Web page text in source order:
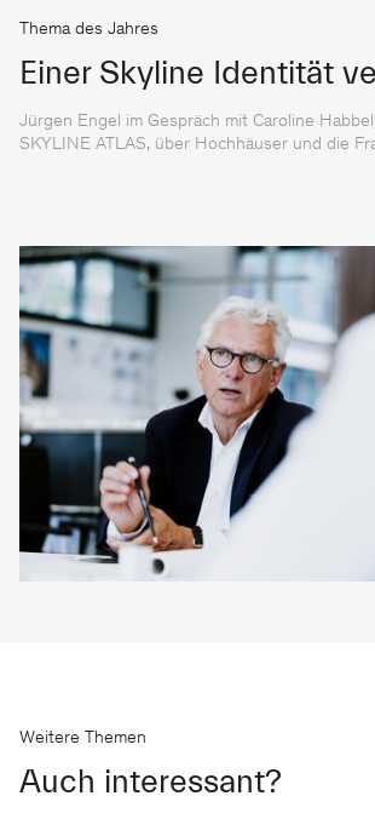
Thema des Jahres
Einer Skyline Identität
Jürgen Engel im Gespräch mit Caroline
SKYLINE ATLAS, über Hochhäuser und die
Weitere Themen
Auch interessant?